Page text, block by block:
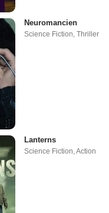
Neuromancien
Science Fiction,Thriller
Lanterns
Science Fiction ,Action